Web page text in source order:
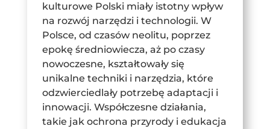
kulturowe Polski miały istotny wpływ
na rozwój narzędzi i technologii. W
Polsce, od czasów neolitu, poprzez
epokę średniowiecza, aż po czasy
nowoczesne, kształtowały się
unikalne techniki i narzędzia, które
odzwierciedlały potrzebę adaptacji i
innowacji. Współczesne działania,
takie jak ochrona przyrody i edukacja